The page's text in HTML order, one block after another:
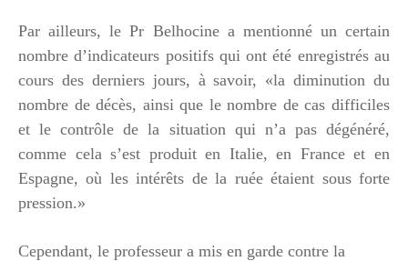
Par ailleurs, le Pr Belhocine a mentionné un certain
nombre d’indicateurs positifs qui ont été enregistrés au
cours des derniers jours, à savoir, «la diminution du
nombre de décès, ainsi que le nombre de cas difficiles
et le contrôle de la situation qui n’a pas dégénéré,
comme cela s’est produit en Italie, en France et en
Espagne, où les intérêts de la ruée étaient sous forte
pression.»
Cependant, le professeur a mis en garde contre la